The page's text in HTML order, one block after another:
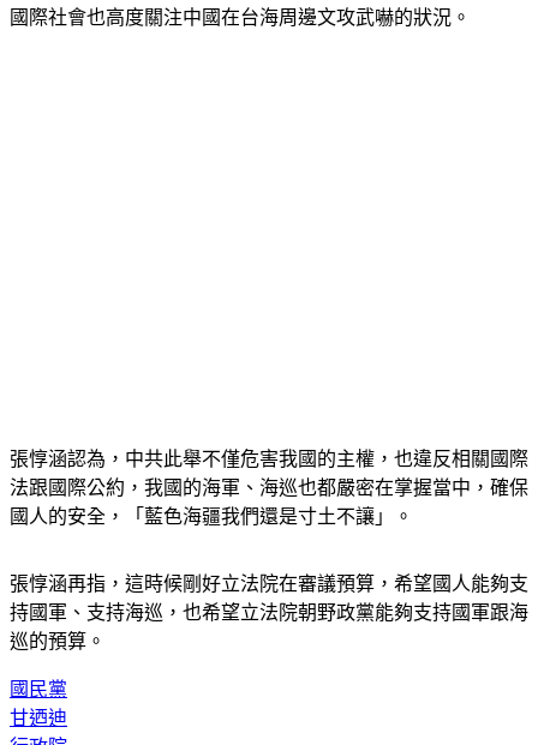
國際社會也高度關注中國在台海周邊文攻武嚇的狀況。
張惇涵認為，中共此舉不僅危害我國的主權，也違反相關國際
法跟國際公約，我國的海軍、海巡也都嚴密在掌握當中，確保
國人的安全，「藍色海疆我們還是寸土不讓」。
張惇涵再指，這時候剛好立法院在審議預算，希望國人能夠支
持國軍、支持海巡，也希望立法院朝野政黨能夠支持國軍跟海
巡的預算。
國民黨
甘迺迪